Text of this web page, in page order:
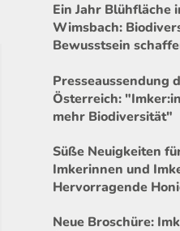
Ein Jahr Blühfläche
Wimsbach:
Bewusstsein
Presseaussendung
Österreich:
mehr Biodiversität"
Süße Neuigkeiten
Imkerinnen und
Hervorragende
Neue Broschüre: